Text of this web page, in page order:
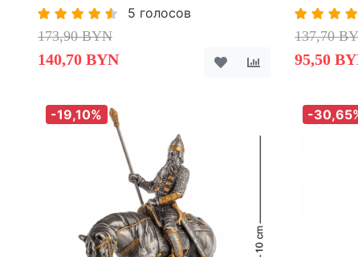
5 голосов
173,90 BYN
140,70 BYN
137,70
95,50
-19,10% -